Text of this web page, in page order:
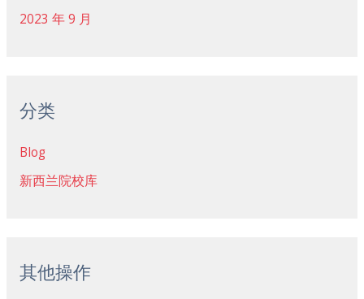
2023 年 9 月
分类
Blog
新西兰院校库
其他操作